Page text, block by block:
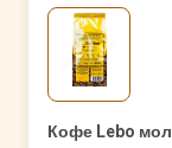
Кофе Lebo